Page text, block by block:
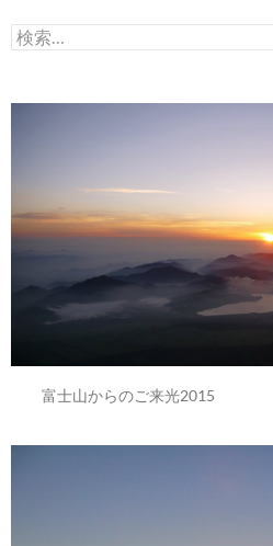
ブ
検
索:
富士山からのご来光2015